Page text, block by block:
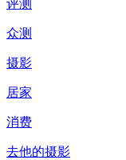
评测
众测
摄影
居家
消费
去他的摄影